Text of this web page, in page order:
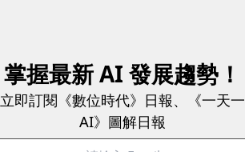
掌握最新 AI 發展趨勢！
立即訂閱《數位時代》日報、《一天一
AI》圖解日報